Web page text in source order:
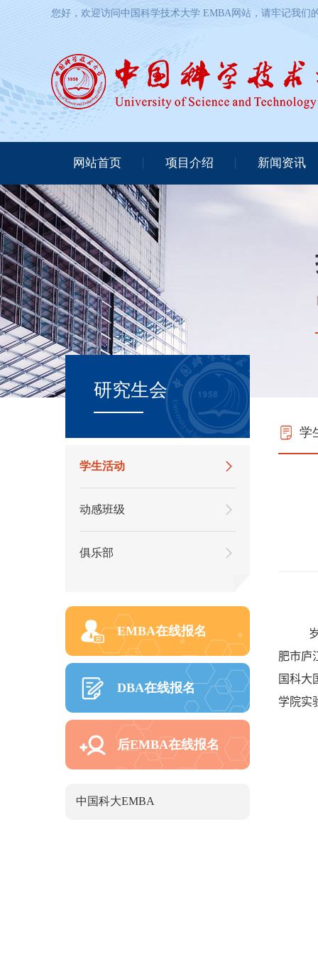
您好，欢迎访问中国科学技术大学 EMBA网站，请牢记我们
网站首页 项目介绍 新闻资讯
研究生会
学生活动
动感班级
俱乐部
EMBA在线报名
DBA在线报名
后EMBA在线报名
中国科大EMBA
学
肥市庐
国科大
学院实